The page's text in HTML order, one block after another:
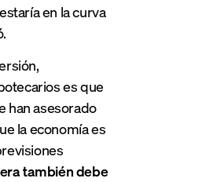
en la curva
es que
han asesorado
la economía es
también debe